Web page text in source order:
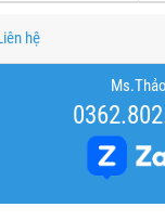
hệ
Ms.Thảo